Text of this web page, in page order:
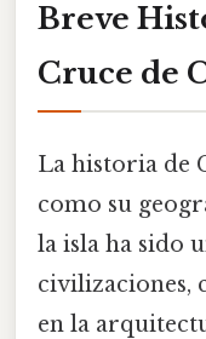
Breve
Cruce de
La historia de
como su
la isla ha sido
civilizaciones,
en la